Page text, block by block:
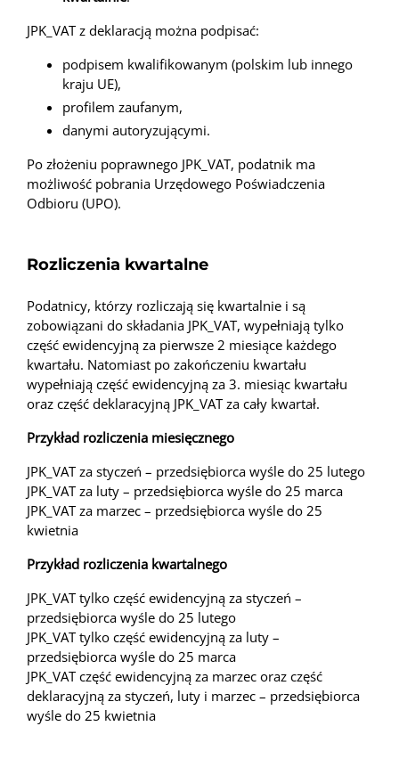
JPK_VAT z deklaracją można podpisać:
podpisem kwalifikowanym (polskim lub innego
kraju UE),
profilem zaufanym,
danymi autoryzującymi.
Po złożeniu poprawnego JPK_VAT, podatnik ma
możliwość pobrania Urzędowego Poświadczenia
Odbioru (UPO).
Rozliczenia kwartalne
Podatnicy, którzy rozliczają się kwartalnie i są
zobowiązani do składania JPK_VAT, wypełniają tylko
część ewidencyjną za pierwsze 2 miesiące każdego
kwartału. Natomiast po zakończeniu kwartału
wypełniają część ewidencyjną za 3. miesiąc kwartału
oraz część deklaracyjną JPK_VAT za cały kwartał.
Przykład rozliczenia miesięcznego
JPK_VAT za styczeń – przedsiębiorca wyśle do 25 lutego
JPK_VAT za luty – przedsiębiorca wyśle do 25 marca
JPK_VAT za marzec – przedsiębiorca wyśle do 25
kwietnia
Przykład rozliczenia kwartalnego
JPK_VAT tylko część ewidencyjną za styczeń –
przedsiębiorca wyśle do 25 lutego
JPK_VAT tylko część ewidencyjną za luty –
przedsiębiorca wyśle do 25 marca
JPK_VAT część ewidencyjną za marzec oraz część
deklaracyjną za styczeń, luty i marzec – przedsiębiorca
wyśle do 25 kwietnia